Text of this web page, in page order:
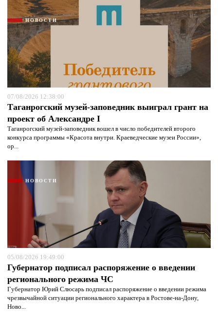
НОВОСТИ
07/08/2026 12:38:00
Таганрогский музей-заповедник выиграл грант на
проект об Александре I
Таганрогский музей-заповедник вошел в число победителей второго
конкурса программы «Красота внутри. Краеведческие музеи России»,
ор...
НОВОСТИ
05/08/2026 19:49:00
Губернатор подписал распоряжение о введении
регионального режима ЧС
Губернатор Юрий Слюсарь подписал распоряжение о введении режима
чрезвычайной ситуации регионального характера в Ростове-на-Дону,
Ново...
политикой конфиденциальности и
защиты информации*политикой конфиденциальности и
защиты информации*